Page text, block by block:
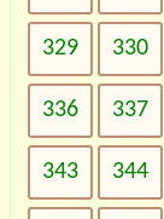
329 330
336 337
343 344